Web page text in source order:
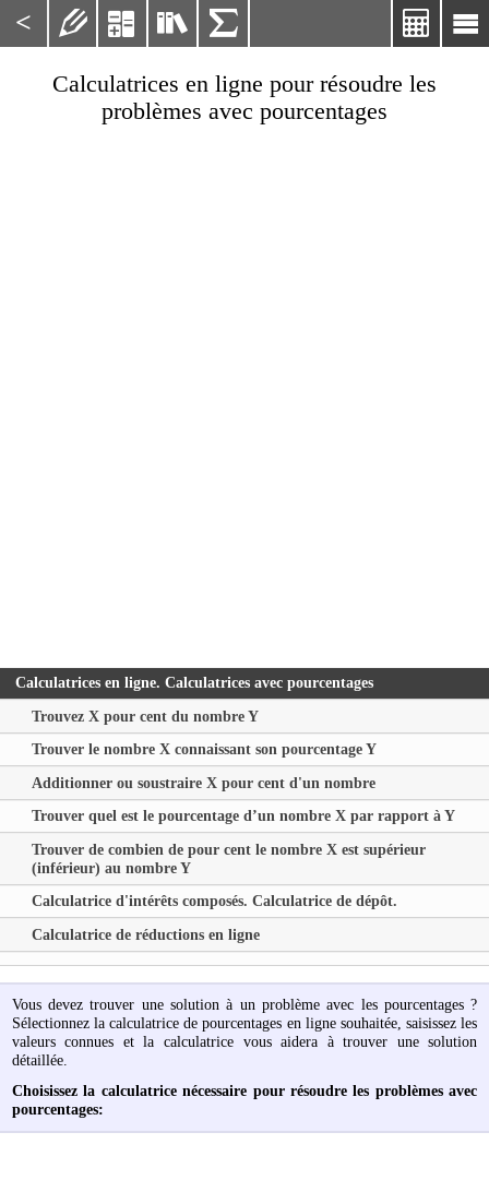
< 

   
Calculatrices en ligne pour résoudre les
problèmes avec pourcentages
Calculatrices en ligne. Calculatrices avec pourcentages
Trouvez Xpour cent du nombreY
Trouver le nombre Xconnaissant son pourcentageY
Additionner ou soustraire Xpour cent d'un nombre
Trouver quel est le pourcentage d’un nombre Xpar rapport àY
Trouver de combien de pour cent le nombre Xest supérieur
(inférieur) au nombreY
Calculatrice d'intérêts composés. Calculatrice de dépôt.
Calculatrice de réductions en ligne
Vous devez trouver une solution à un problème avec les pourcentages ?
Sélectionnez la calculatrice de pourcentages en ligne souhaitée, saisissez les
valeurs connues et la calculatrice vous aidera à trouver une solution
détaillée.
Choisissez la calculatrice nécessaire pour résoudre les problèmes avec
pourcentages: